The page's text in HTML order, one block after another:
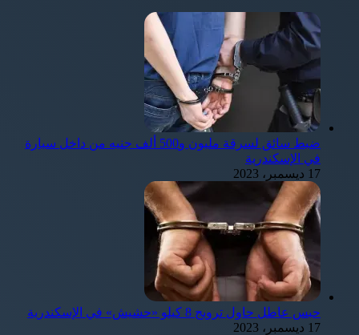
ضبط سائق لسرقة مليون و500 ألف جنيه من داخل سيارة
في الإسكندرية
17 ديسمبر، 2023
حبس عاطل حاول ترويج 8 كيلو «حشيش» في الإسكندرية
17 ديسمبر، 2023